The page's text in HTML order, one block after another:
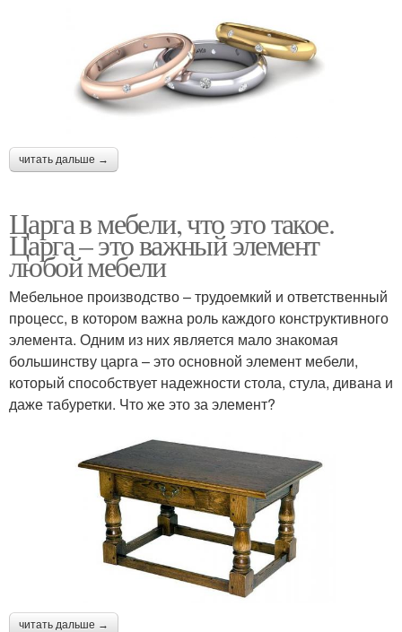
читать дальше →
Царга в мебели, что это такое.
Царга – это важный элемент
любой мебели
Мебельное производство – трудоемкий и ответственный
процесс, в котором важна роль каждого конструктивного
элемента. Одним из них является мало знакомая
большинству царга – это основной элемент мебели,
который способствует надежности стола, стула, дивана и
даже табуретки. Что же это за элемент?
читать дальше →